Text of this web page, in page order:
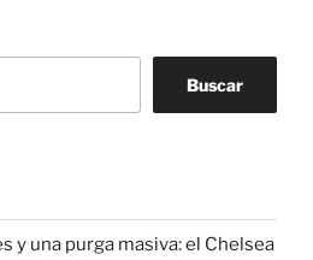
Buscar
y una purga masiva: el Chelsea